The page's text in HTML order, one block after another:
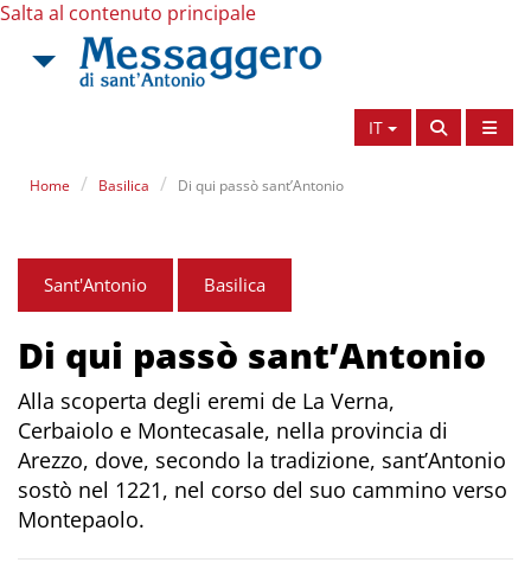
Salta al contenuto principale
IT
Home Basilica Di qui passò sant’Antonio
Sant'Antonio Basilica
Di qui passò sant’Antonio
Alla scoperta degli eremi de La Verna,
Cerbaiolo e Montecasale, nella provincia di
Arezzo, dove, secondo la tradizione, sant’Antonio
sostò nel 1221, nel corso del suo cammino verso
Montepaolo.